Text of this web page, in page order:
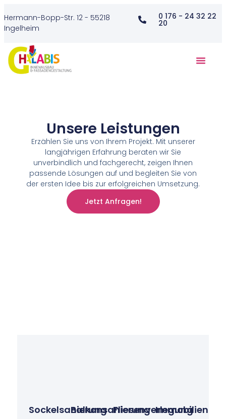
Hermann-Bopp-Str. 12 - 55218
Ingelheim
0 176 - 24 32 22
20
Unsere Leistungen
Erzählen Sie uns von Ihrem Projekt. Mit unserer
langjährigen Erfahrung beraten wir Sie
unverbindlich und fachgerecht, zeigen Ihnen
passende Lösungen auf und begleiten Sie von
der ersten Idee bis zur erfolgreichen Umsetzung.
Jetzt Anfragen!
SockelsanierungBalkonsanierungFliesenverlegung
Immobilien